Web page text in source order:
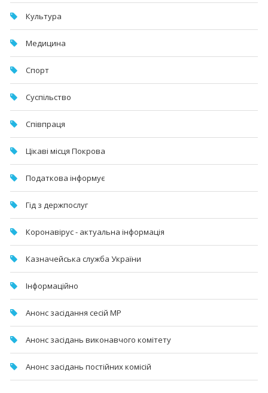
Культура
Медицина
Спорт
Суспільство
Співпраця
Цікаві місця Покрова
Податкова інформує
Гід з держпослуг
Коронавірус - актуальна інформація
Казначейська служба України
Інформаційно
Анонс засідання сесій МР
Анонс засідань виконавчого комітету
Анонс засідань постійних комісій